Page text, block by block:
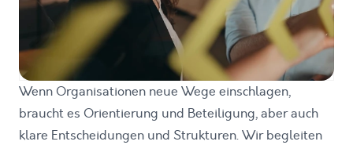
Wenn Organisationen neue Wege einschlagen,
braucht es Orientierung und Beteiligung, aber auch
klare Entscheidungen und Strukturen. Wir begleiten